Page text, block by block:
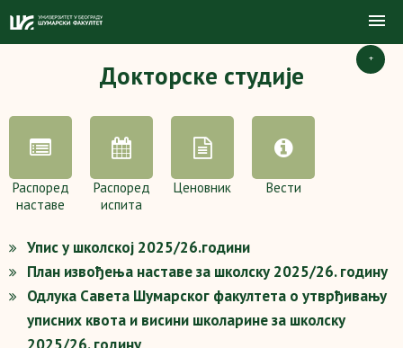
+
Докторске студије
Распоред
наставе
Распоред
испита
Ценовник Вести
Упис у школској 2025/26.години
План извођења наставе за школску 2025/26. годину
Одлука Савета Шумарског факултета о утврђивању
уписних квота и висини школарине за школску